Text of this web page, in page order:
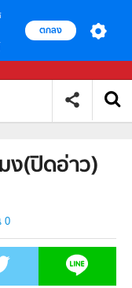
ตกลง
ง(ปิดอ่าว)
0